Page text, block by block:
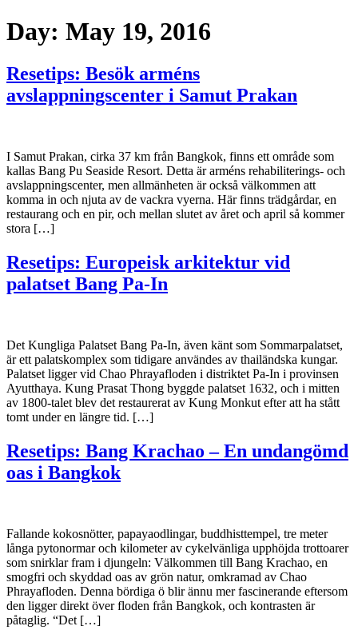
Day: May 19, 2016
Resetips: Besök arméns
avslappningscenter i Samut Prakan
I Samut Prakan, cirka 37 km från Bangkok, finns ett område som
kallas Bang Pu Seaside Resort. Detta är arméns rehabiliterings- och
avslappningscenter, men allmänheten är också välkommen att
komma in och njuta av de vackra vyerna. Här finns trädgårdar, en
restaurang och en pir, och mellan slutet av året och april så kommer
stora […]
Resetips: Europeisk arkitektur vid
palatset Bang Pa-In
Det Kungliga Palatset Bang Pa-In, även känt som Sommarpalatset,
är ett palatskomplex som tidigare användes av thailändska kungar.
Palatset ligger vid Chao Phrayafloden i distriktet Pa-In i provinsen
Ayutthaya. Kung Prasat Thong byggde palatset 1632, och i mitten
av 1800-talet blev det restaurerat av Kung Monkut efter att ha stått
tomt under en längre tid. […]
Resetips: Bang Krachao – En undangömd
oas i Bangkok
Fallande kokosnötter, papayaodlingar, buddhisttempel, tre meter
långa pytonormar och kilometer av cykelvänliga upphöjda trottoarer
som snirklar fram i djungeln: Välkommen till Bang Krachao, en
smogfri och skyddad oas av grön natur, omkramad av Chao
Phrayafloden. Denna bördiga ö blir ännu mer fascinerande eftersom
den ligger direkt över floden från Bangkok, och kontrasten är
påtaglig. “Det […]